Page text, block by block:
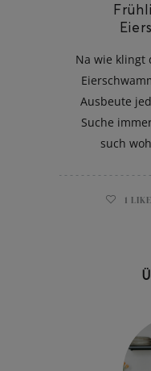
Na wie klingt
Ausbeute
Suche
such
1 LIKE